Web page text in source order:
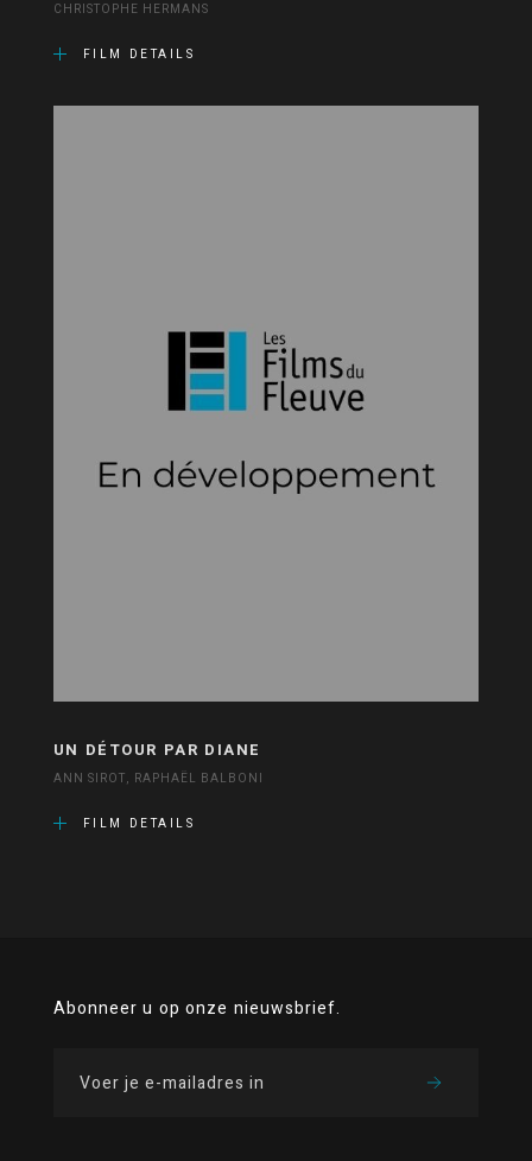
CHRISTOPHE HERMANS
FILM DETAILS
UN DÉTOUR PAR DIANE
ANN SIROT, RAPHAËL BALBONI
FILM DETAILS
Abonneer u op onze nieuwsbrief.